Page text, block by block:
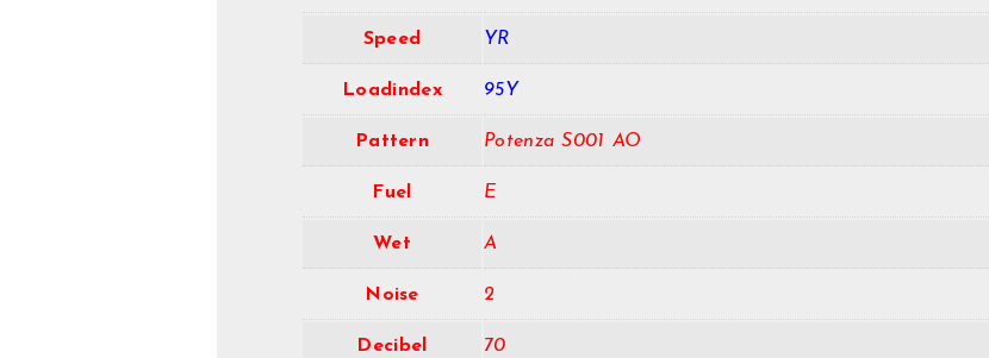
Speed YR
Loadindex 95Y
Pattern Potenza S001 AO
Fuel E
Wet A
Noise 2
Decibel 70